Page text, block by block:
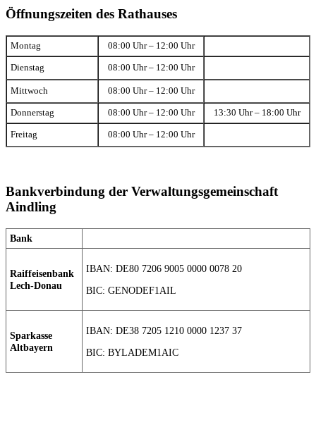
Öffnungszeiten des Rathauses
Montag 08:00 Uhr – 12:00 Uhr
Dienstag 08:00 Uhr – 12:00 Uhr
Mittwoch 08:00 Uhr – 12:00 Uhr
Donnerstag 08:00 Uhr – 12:00 Uhr 13:30 Uhr – 18:00 Uhr
Freitag 08:00 Uhr – 12:00 Uhr
Bankverbindung der Verwaltungsgemeinschaft
Aindling
Bank
Raiffeisenbank
Lech-Donau
IBAN: DE80 7206 9005 0000 0078 20
BIC: GENODEF1AIL
Sparkasse
Altbayern
IBAN: DE38 7205 1210 0000 1237 37
BIC: BYLADEM1AIC